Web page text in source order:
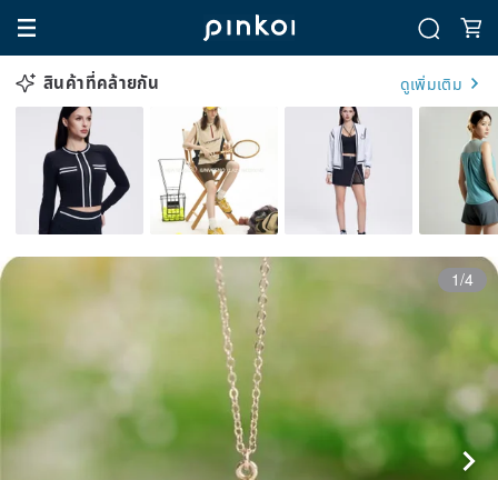
สินค้าที่คล้ายกัน ดูเพิ่มเติม
1/4